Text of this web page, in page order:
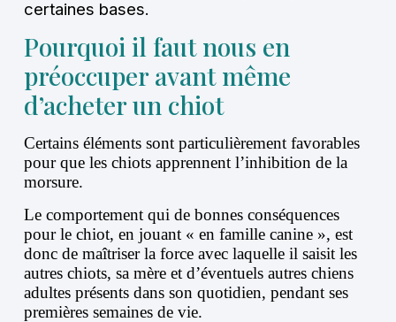
certaines bases.
Pourquoi il faut nous en
préoccuper avant même
d’acheter un chiot
Certains éléments sont particulièrement favorables
pour que les chiots apprennent l’inhibition de la
morsure.
Le comportement qui de bonnes conséquences
pour le chiot, en jouant « en famille canine », est
donc de maîtriser la force avec laquelle il saisit les
autres chiots, sa mère et d’éventuels autres chiens
adultes présents dans son quotidien, pendant ses
premières semaines de vie.